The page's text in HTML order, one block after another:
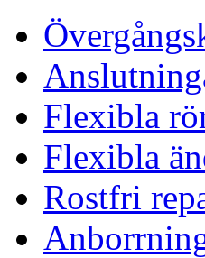
Flexibla
Flexibla
Rostfri